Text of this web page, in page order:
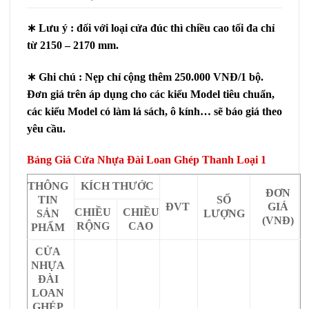
∗ Lưu ý : đối với loại cửa đúc thì chiều cao tối đa chỉ
từ 2150 – 2170 mm.
∗ Ghi chú : Nẹp chỉ cộng thêm 250.000 VNĐ/1 bộ.
Đơn giá trên áp dụng cho các kiểu Model tiêu chuẩn,
các kiểu Model có làm lá sách, ô kính… sẽ báo giá theo
yêu cầu.
Bảng Giá Cửa Nhựa Đài Loan Ghép Thanh Loại 1
THÔNG
TIN
SẢN
PHẨM
KÍCH THƯỚC
ĐVT
SỐ
LƯỢNG
ĐƠN
GIÁ
(VNĐ)
CHIỀU
RỘNG
CHIỀU
CAO
CỬA
NHỰA
ĐÀI
LOAN